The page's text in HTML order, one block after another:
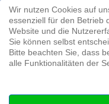
Wir nutzen Cookies auf
essenziell für den Betrieb
Website und die
Sie können selbst
Bitte beachten Sie, dass
alle Funktionalitäten der